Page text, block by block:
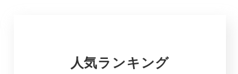
人気ランキング